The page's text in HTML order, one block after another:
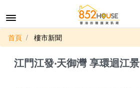
首頁 樓市新聞
江門江發‧天御灣 享環迴江景